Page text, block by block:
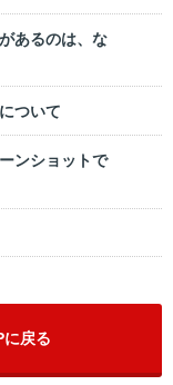
あるのは、な
ついて
ンショットで
に戻る